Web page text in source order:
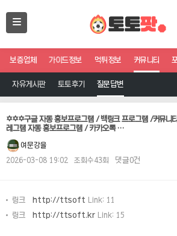
보증업체 가이드정보 먹튀정보 커뮤니티
자유게시판 토토후기 질문답변
✡️✡️✡️구글 자동 홍보프로그램 / 백링크 프로그램 /커뮤니
레그램 자동 홍보프로그램 / 카카오톡 …
여문강을
2026-03-08 19:02 조회수43회 댓글0건
링크 http://ttsoft Link: 11
링크 http://ttsoft.kr Link: 15